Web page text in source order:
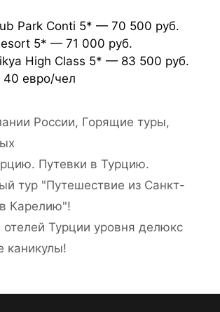
Park Conti 5* — 70 500 руб.
5* — 71 000 руб.
High Class 5* — 83 500 руб.
40 евро/чел
России, Горящие туры,
Путевки в Турцию.
тур "Путешествие из Санкт-
Карелию"!
отелей Турции уровня делюкс
каникулы!